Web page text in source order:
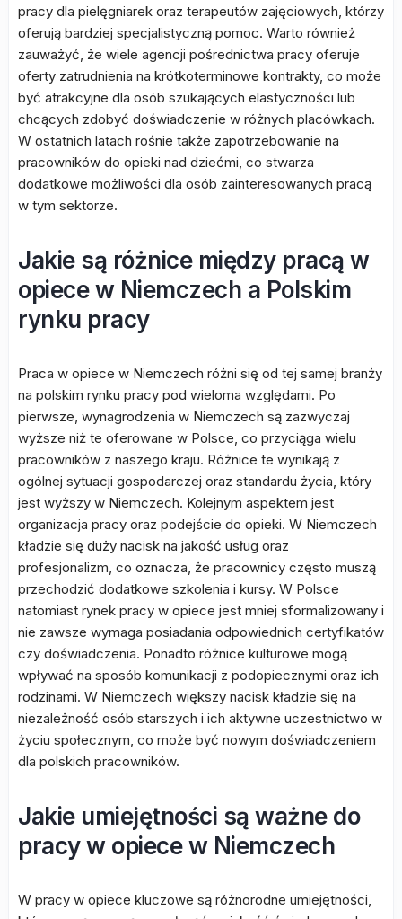
pracy dla pielęgniarek oraz terapeutów zajęciowych, którzy
oferują bardziej specjalistyczną pomoc. Warto również
zauważyć, że wiele agencji pośrednictwa pracy oferuje
oferty zatrudnienia na krótkoterminowe kontrakty, co może
być atrakcyjne dla osób szukających elastyczności lub
chcących zdobyć doświadczenie w różnych placówkach.
W ostatnich latach rośnie także zapotrzebowanie na
pracowników do opieki nad dziećmi, co stwarza
dodatkowe możliwości dla osób zainteresowanych pracą
w tym sektorze.
Jakie są różnice między pracą w
opiece w Niemczech a Polskim
rynku pracy
Praca w opiece w Niemczech różni się od tej samej branży
na polskim rynku pracy pod wieloma względami. Po
pierwsze, wynagrodzenia w Niemczech są zazwyczaj
wyższe niż te oferowane w Polsce, co przyciąga wielu
pracowników z naszego kraju. Różnice te wynikają z
ogólnej sytuacji gospodarczej oraz standardu życia, który
jest wyższy w Niemczech. Kolejnym aspektem jest
organizacja pracy oraz podejście do opieki. W Niemczech
kładzie się duży nacisk na jakość usług oraz
profesjonalizm, co oznacza, że pracownicy często muszą
przechodzić dodatkowe szkolenia i kursy. W Polsce
natomiast rynek pracy w opiece jest mniej sformalizowany i
nie zawsze wymaga posiadania odpowiednich certyfikatów
czy doświadczenia. Ponadto różnice kulturowe mogą
wpływać na sposób komunikacji z podopiecznymi oraz ich
rodzinami. W Niemczech większy nacisk kładzie się na
niezależność osób starszych i ich aktywne uczestnictwo w
życiu społecznym, co może być nowym doświadczeniem
dla polskich pracowników.
Jakie umiejętności są ważne do
pracy w opiece w Niemczech
W pracy w opiece kluczowe są różnorodne umiejętności,